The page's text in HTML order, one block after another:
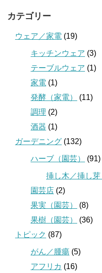
カテゴリー
ウェア／家電 (19)
キッチンウェア (3)
テーブルウェア (1)
家電 (1)
発酵（家電）
(11)
調理 (2)
酒器 (1)
ガーデニング (132)
ハーブ（園芸） (91)
挿し木／挿し芽
園芸店 (2)
果実（園芸）
(8)
果樹（園芸）
(36)
トピック (87)
がん／腫瘍 (5)
アフリカ (16)